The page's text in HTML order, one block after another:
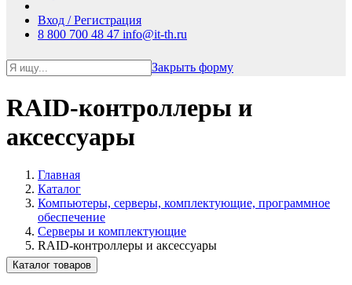
Вход / Регистрация
8 800 700 48 47 info@it-th.ru
Закрыть форму
RAID-контроллеры и
аксессуары
Главная
Каталог
Компьютеры, серверы, комплектующие, программное
обеспечение
Серверы и комплектующие
RAID-контроллеры и аксессуары
Каталог товаров